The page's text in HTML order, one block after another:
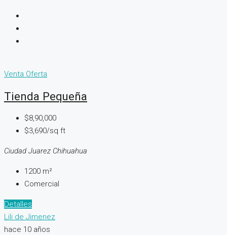
Venta Oferta
Tienda Pequeña
$8,90,000
$3,690/sq ft
Ciudad Juarez Chihuahua
1200 m²
Comercial
Detalles
Lili de Jimenez
hace 10 años